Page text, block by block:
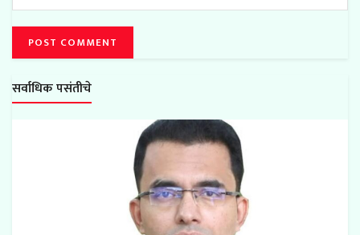
सर्वाधिक पसंतीचे